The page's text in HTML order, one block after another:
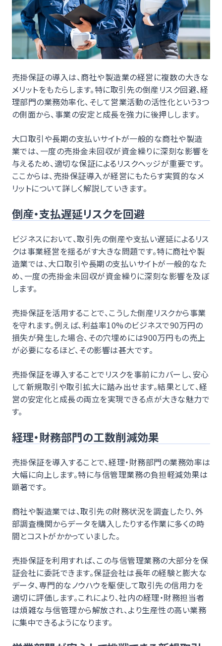
売掛保証の導入は、商社や製造業の経営に複数の大きな
メリットをもたらします。特に取引先の倒産リスク回避、経
理部門の業務効率化、そして営業活動の活性化という3つ
の側面から、事業の安定と成長を強力に後押しします。
大口取引や長期の支払いサイトが一般的な商社や製造
業では、一度の売掛金未回収が資金繰りに深刻な影響を
与えるため、適切な保証によるリスクヘッジが重要です。
ここからは、売掛保証導入が経営にもたらす実質的なメ
リットについて詳しく解説していきます。
倒産・支払遅延リスクを回避
ビジネスにおいて、取引先の倒産や支払い遅延によるリス
クは事業経営を揺るがす大きな問題です。特に商社や製
造業では、大口取引や長期の支払いサイトが一般的なた
め、一度の売掛金未回収が資金繰りに深刻な影響を及ぼ
します。
売掛保証を活用することで、こうした倒産リスクから事業
を守れます。例えば、利益率10%のビジネスで90万円の
損失が発生した場合、その穴埋めには900万円もの売上
が必要になるほど、その影響は甚大です。
売掛保証を導入することでリスクを事前にカバーし、安心
して新規取引や取引拡大に踏み出せます。結果として、経
営の安定化と成長の両立を実現できる点が大きな魅力で
す。
経理・財務部門の工数削減効果
売掛保証を導入することで、経理・財務部門の業務効率は
大幅に向上します。特に与信管理業務の負担軽減効果は
顕著です。
商社や製造業では、取引先の財務状況を調査したり、外
部調査機関からデータを購入したりする作業に多くの時
間とコストがかかっていました。
売掛保証を利用すれば、この与信管理業務の大部分を保
証会社に委託できます。保証会社は長年の経験と膨大な
データ、専門的なノウハウを駆使して取引先の信用力を
適切に評価します。これにより、社内の経理・財務担当者
は煩雑な与信管理から解放され、より生産性の高い業務
に集中できるようになります。